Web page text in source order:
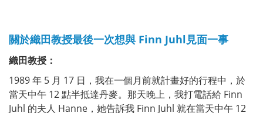
關於織田教授最後一次想與 Finn Juhl見面一事
織田教授 ：
1989 年 5 月 17 日，我在一個月前就計畫好的行程中，於
當天中午 12 點半抵達丹麥。那天晚上，我打電話給 Finn
Juhl 的夫人 Hanne，她告訴我 Finn Juhl 就在當天中午 12